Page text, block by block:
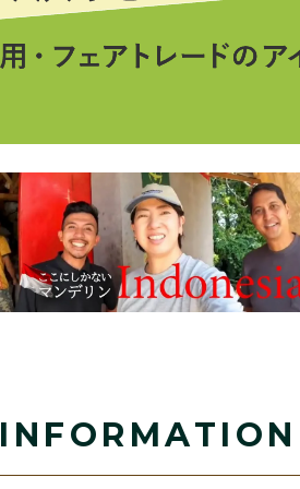
INFORMATION